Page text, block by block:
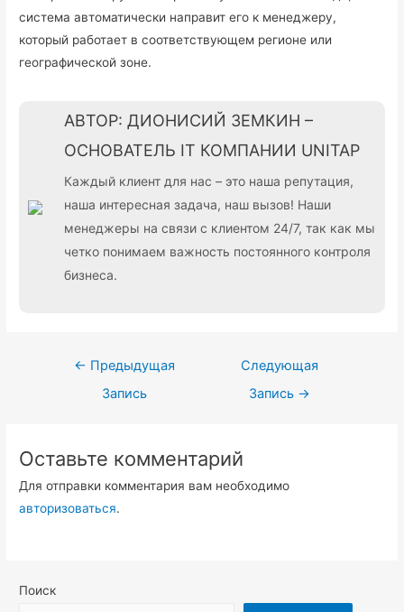
система автоматически направит его к менеджеру,
который работает в соответствующем регионе или
географической зоне.
АВТОР: ДИОНИСИЙ ЗЕМКИН –
ОСНОВАТЕЛЬ IT КОМПАНИИ UNITAP
Каждый клиент для нас – это наша репутация,
наша интересная задача, наш вызов! Наши
менеджеры на связи с клиентом 24/7, так как мы
четко понимаем важность постоянного контроля
бизнеса.
Навигация
← Предыдущая
Запись
Следующая
Запись →
Оставьте комментарий
Для отправки комментария вам необходимо
авторизоваться.
Поиск